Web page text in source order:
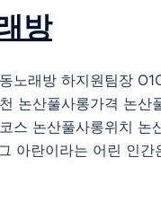
방
노래방 하지원팀장
논산풀사롱가격 논산
스 논산풀사롱위치 논
아란이라는 어린 인간